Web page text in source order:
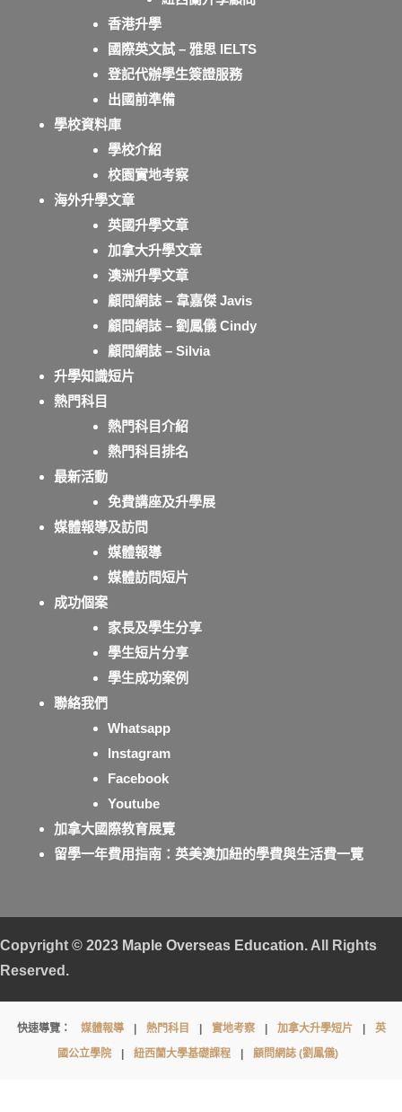
香港升學
國際英文試 – 雅思 IELTS
登記代辦學生簽證服務
出國前準備
學校資料庫
學校介紹
校園實地考察
海外升學文章
英國升學文章
加拿大升學文章
澳洲升學文章
顧問網誌 – 韋嘉傑 Javis
顧問網誌 – 劉鳳儀 Cindy
顧問網誌 – Silvia
升學知識短片
熱門科目
熱門科目介紹
熱門科目排名
最新活動
免費講座及升學展
媒體報導及訪問
媒體報導
媒體訪問短片
成功個案
家長及學生分享
學生短片分享
學生成功案例
聯絡我們
Whatsapp
Instagram
Facebook
Youtube
加拿大國際教育展覽
留學一年費用指南：英美澳加紐的學費與生活費一覽
Copyright © 2023 Maple Overseas Education. All Rights
Reserved.
【免
快速導覽： 媒體報導 | 熱門科目 | 實地考察 | 加拿大升學短片 |
英
國公立學院
| 紐西蘭大學基礎課程 | 顧問網誌 (劉鳳儀)